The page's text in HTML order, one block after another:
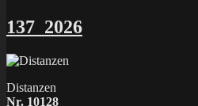
137_2026
Distanzen
Nr. 10128